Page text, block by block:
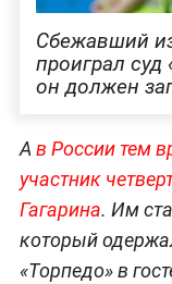
Сбежавший
проиграл суд
он должен
Ав России тем
участник
Гагарина. Им
который
«Торпедо» в